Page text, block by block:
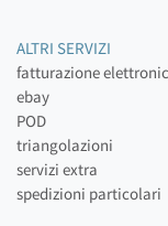
ALTRI SERVIZI
fatturazione
ebay
POD
triangolazioni
servizi extra
spedizioni particolari